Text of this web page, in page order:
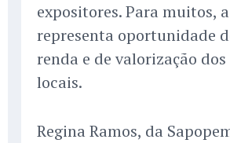
expositores. Para muitos,
representa oportunidade
renda e de valorização dos
locais.
Regina Ramos, da